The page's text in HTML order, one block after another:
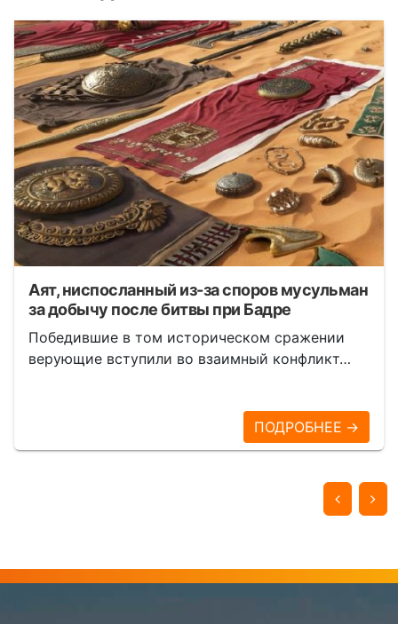
Аят, ниспосланный из-за споров мусульман
за добычу после битвы при Бадре
Победившие в том историческом сражении
верующие вступили во взаимный конфликт…
ПОДРОБНЕЕ →